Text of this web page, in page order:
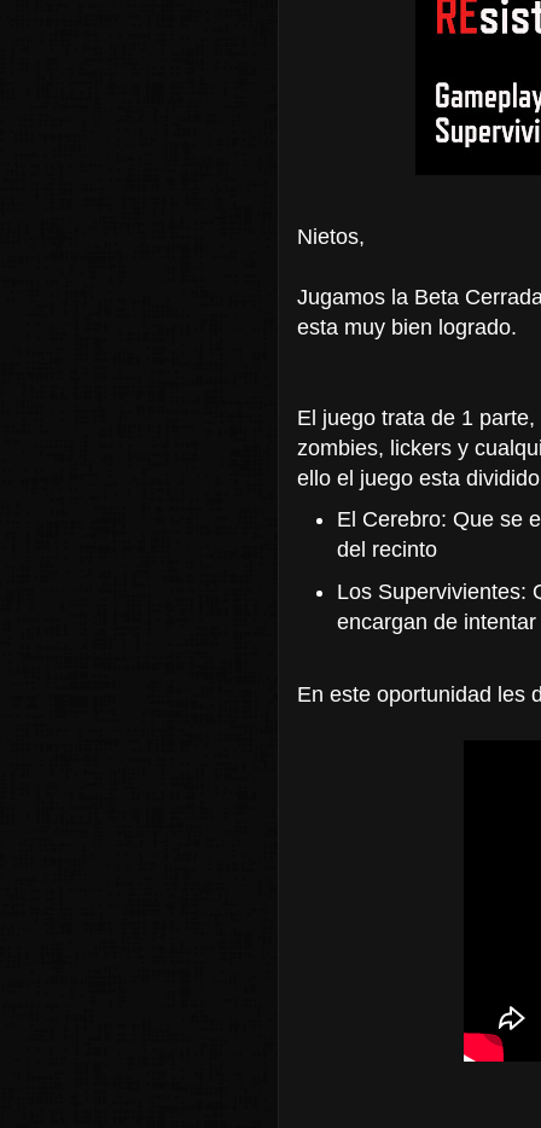
Nietos,
Jugamos la Beta
esta muy bien logrado.
El juego trata de 1
zombies, lickers y
ello el juego esta
El Cerebro: Que se
del recinto
Los Supervivientes:
encargan de
En este oportunidad les